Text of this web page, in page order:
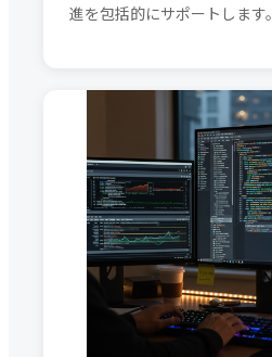
進を包括的にサポートします。